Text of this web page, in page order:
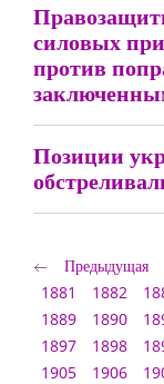
силовых
против
Позиции
Предыдущая
1881
1882
1889
1890
1897 1898
1905
1906